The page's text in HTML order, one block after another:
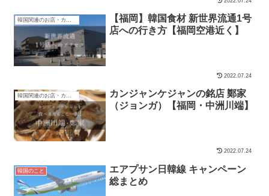
韓国関連のお店・カフェ
【福岡】韓国食材 新世界流通1号
店への行き方【福岡空港近く】
2022.07.24
カンジャンケジャンの銘店 鄭家
（ジョンガ）【福岡・中洲川端】
2022.07.24
韓国のこと
エアプサン日韓線 キャンペーン
総まとめ